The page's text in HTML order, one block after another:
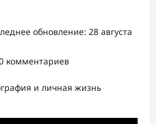
обновление: 28 августа
комментариев